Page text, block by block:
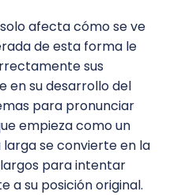
afecta cómo se ve
de esta forma le
sus
en su desarrollo del
para pronunciar
empieza como un
se convierte en la
para intentar
a su posición original.